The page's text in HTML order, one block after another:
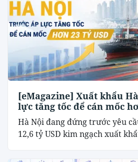
[eMagazine] Xuất khẩu
lực tăng tốc để cán mốc
Hà Nội đang đứng trước yêu
12,6 tỷ USD kim ngạch xuất